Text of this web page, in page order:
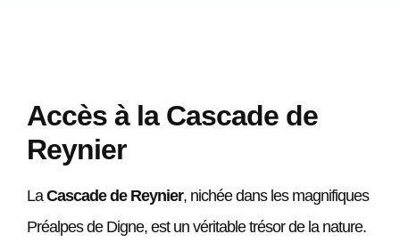
Accès à la Cascade de
Reynier
LaCascade de Reynier, nichée dans les magnifiques
Préalpes de Digne, est un véritable trésor de la nature.